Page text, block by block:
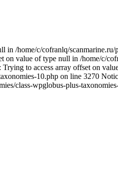
in /home/c/cofranlq/
on value of type null in /home/c/
to access array offset on
10.php on line 3270
class-wpglobus-plus-